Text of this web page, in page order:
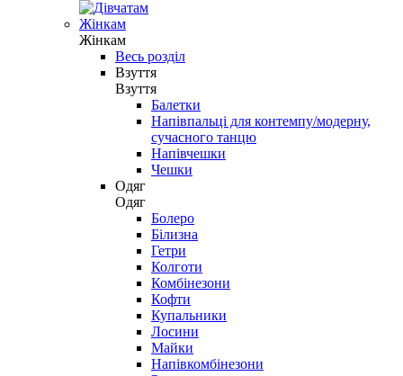
Жінкам
Жінкам
Весь розділ
Взуття
Взуття
Балетки
Напівпальці для контемпу/модерну,
сучасного танцю
Напівчешки
Чешки
Одяг
Одяг
Болеро
Білизна
Гетри
Колготи
Комбінезони
Кофти
Купальники
Лосини
Майки
Напівкомбінезони